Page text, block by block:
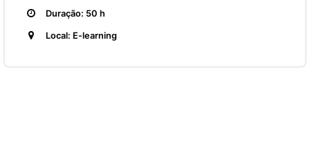
Duração: 50 h
Local: E-learning